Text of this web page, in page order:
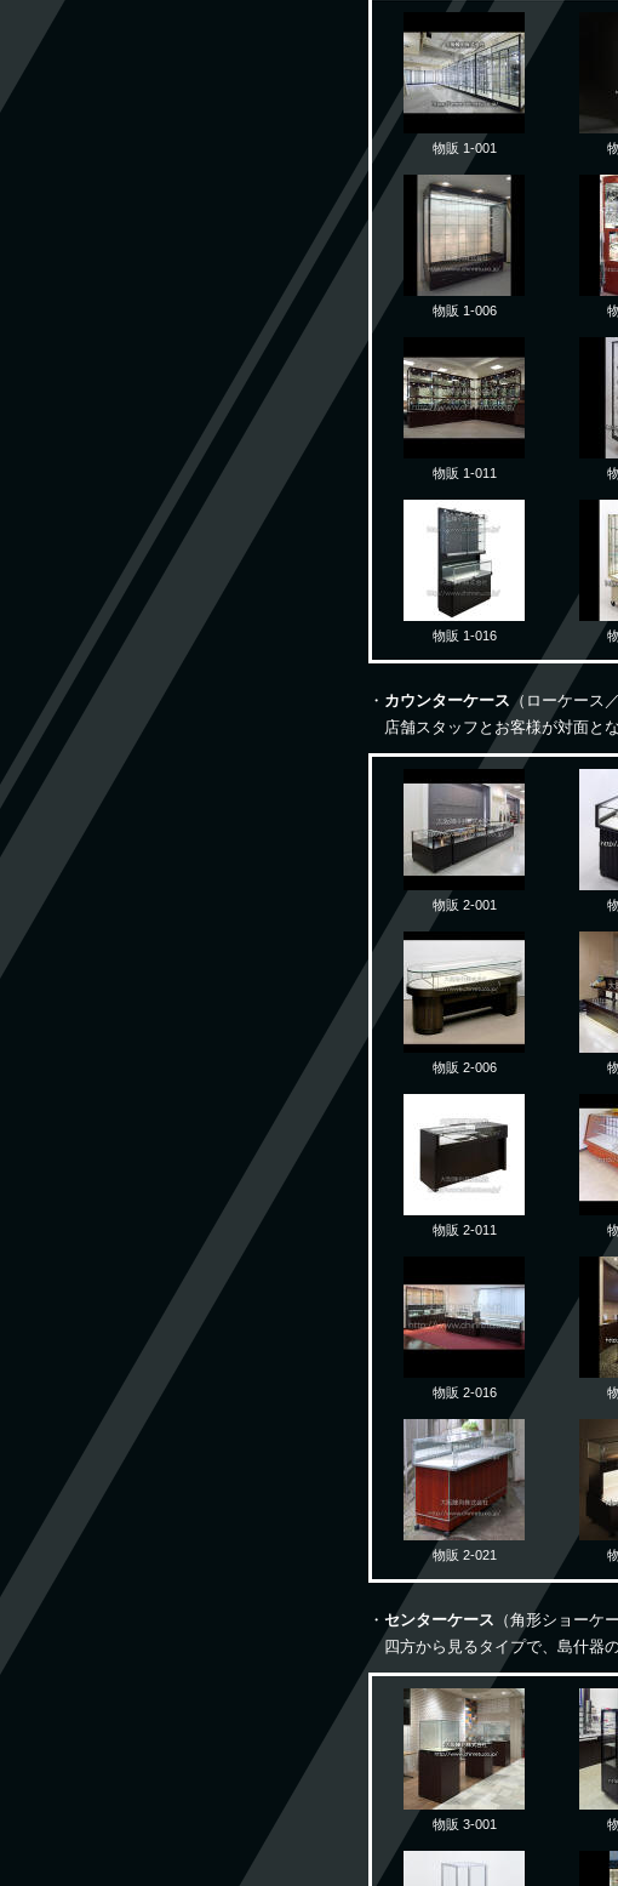
物販 1-001
物販 1-006
物販 1-011
物販 1-016
・ カウンターケース （ローケース
店舗スタッフとお客様が対面と
物販 2-001
物販 2-006
物販 2-011
物販 2-016
物販 2-021
・ センターケース （角形ショーケ
四方から見るタイプで、島什器
物販 3-001